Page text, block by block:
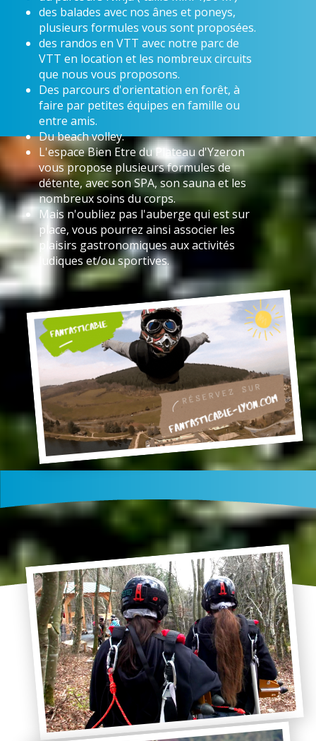
des balades avec nos ânes et poneys,
plusieurs formules vous sont proposées.
des randos en VTT avec notre parc de
VTT en location et les nombreux circuits
que nous vous proposons.
Des parcours d'orientation en forêt, à
faire par petites équipes en famille ou
entre amis.
Du beach volley.
L'espace Bien Etre du Plateau d'Yzeron
vous propose plusieurs formules de
détente, avec son SPA, son sauna et les
nombreux soins du corps.
Mais n'oubliez pas l'auberge qui est sur
place, vous pourrez ainsi associer les
plaisirs gastronomiques aux activités
ludiques et/ou sportives.